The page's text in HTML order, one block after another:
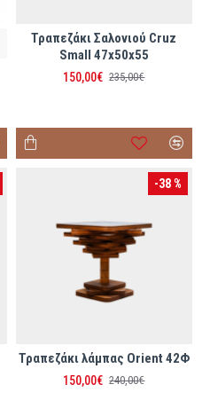
Τραπεζάκι Σαλονιού Cruz
Small 47x50x55
150,00€ 235,00€
-38 %
Τραπεζάκι λάμπας Orient 42Φ
150,00€ 240,00€